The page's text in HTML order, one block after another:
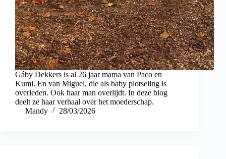
Gáby Dekkers is al 26 jaar mama van Paco en
Kumi. En van Miguel, die als baby plotseling is
overleden. Ook haar man overlijdt. In deze blog
deelt ze haar verhaal over het moederschap.
Mandy
28/03/2026